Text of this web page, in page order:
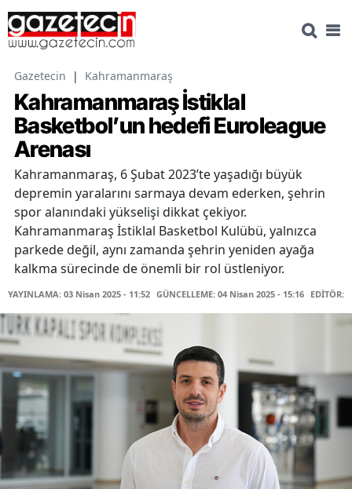
Gazetecin | Kahramanmaraş
Kahramanmaraş İstiklal
Basketbol’un hedefi Euroleague
Arenası
Kahramanmaraş, 6 Şubat 2023’te yaşadığı büyük
depremin yaralarını sarmaya devam ederken, şehrin
spor alanındaki yükselişi dikkat çekiyor.
Kahramanmaraş İstiklal Basketbol Kulübü, yalnızca
parkede değil, aynı zamanda şehrin yeniden ayağa
kalkma sürecinde de önemli bir rol üstleniyor.
YAYINLAMA: 03 Nisan 2025 - 11:52 GÜNCELLEME: 04 Nisan 2025 - 15:16 EDİTÖR: